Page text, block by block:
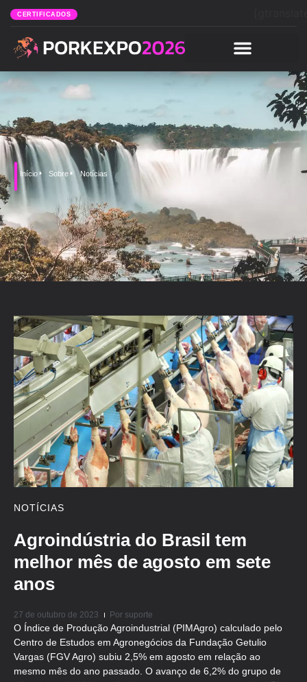
CERTIFICADOS
Início Sobre Notícias
NOTÍCIAS
Agroindústria do Brasil tem
melhor mês de agosto em sete
anos
27 de outubro de 2023 Por suporte
O Índice de Produção Agroindustrial (PIMAgro) calculado pelo
Centro de Estudos em Agronegócios da Fundação Getulio
Vargas (FGV Agro) subiu 2,5% em agosto em relação ao
mesmo mês do ano passado. O avanço de 6,2% do grupo de